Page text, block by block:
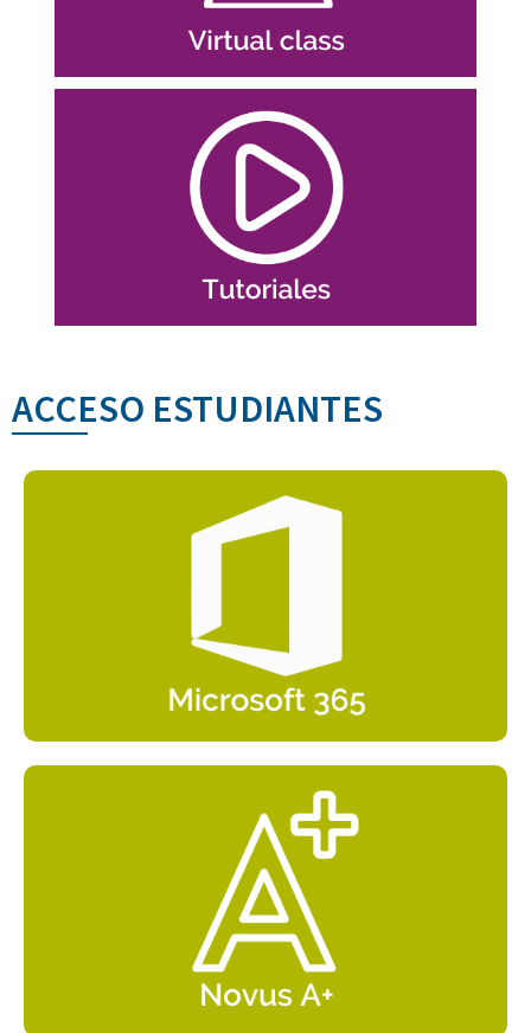
Funcionalidades generales
Gestionar tu equipo
ACCESO ESTUDIANTES